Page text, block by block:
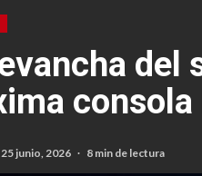
del
consola
25 junio, 2026 8 min de lectura